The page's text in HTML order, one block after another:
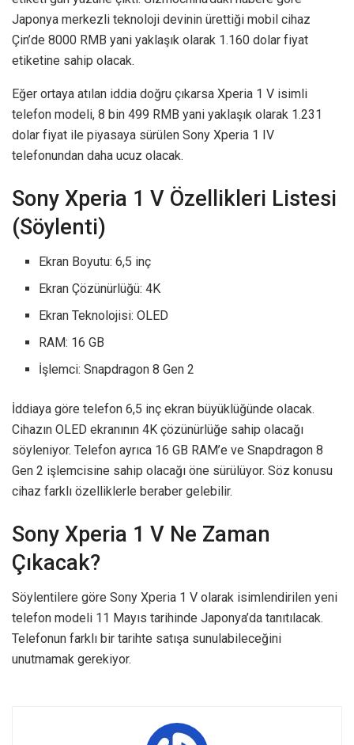
Japonya merkezli teknoloji devinin ürettiği mobil cihaz
Çin’de 8000 RMB yani yaklaşık olarak 1.160 dolar fiyat
etiketine sahip olacak.
Eğer ortaya atılan iddia doğru çıkarsa Xperia 1 V isimli
telefon modeli, 8 bin 499 RMB yani yaklaşık olarak 1.231
dolar fiyat ile piyasaya sürülen Sony Xperia 1 IV
telefonundan daha ucuz olacak.
Sony Xperia 1 V Özellikleri Listesi
(Söylenti)
Ekran Boyutu: 6,5 inç
Ekran Çözünürlüğü: 4K
Ekran Teknolojisi: OLED
RAM: 16 GB
İşlemci: Snapdragon 8 Gen 2
İddiaya göre telefon 6,5 inç ekran büyüklüğünde olacak.
Cihazın OLED ekranının 4K çözünürlüğe sahip olacağı
söyleniyor. Telefon ayrıca 16 GB RAM’e ve Snapdragon 8
Gen 2 işlemcisine sahip olacağı öne sürülüyor. Söz konusu
cihaz farklı özelliklerle beraber gelebilir.
Sony Xperia 1 V Ne Zaman
Çıkacak?
Söylentilere göre Sony Xperia 1 V olarak isimlendirilen yeni
telefon modeli 11 Mayıs tarihinde Japonya’da tanıtılacak.
Telefonun farklı bir tarihte satışa sunulabileceğini
unutmamak gerekiyor.